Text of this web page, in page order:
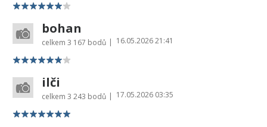
bohan
celkem 3 167 bodů | 16.05.2026 21:41
ilči
celkem 3 243 bodů | 17.05.2026 03:35